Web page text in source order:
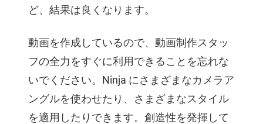
ど、結果は良くなります。
動画を作成しているので、動画制作スタッ
フの全力をすぐに利用できることを忘れな
いでください。Ninja にさまざまなカメラア
ングルを使わせたり、さまざまなスタイル
を適用したりできます。創造性を発揮して